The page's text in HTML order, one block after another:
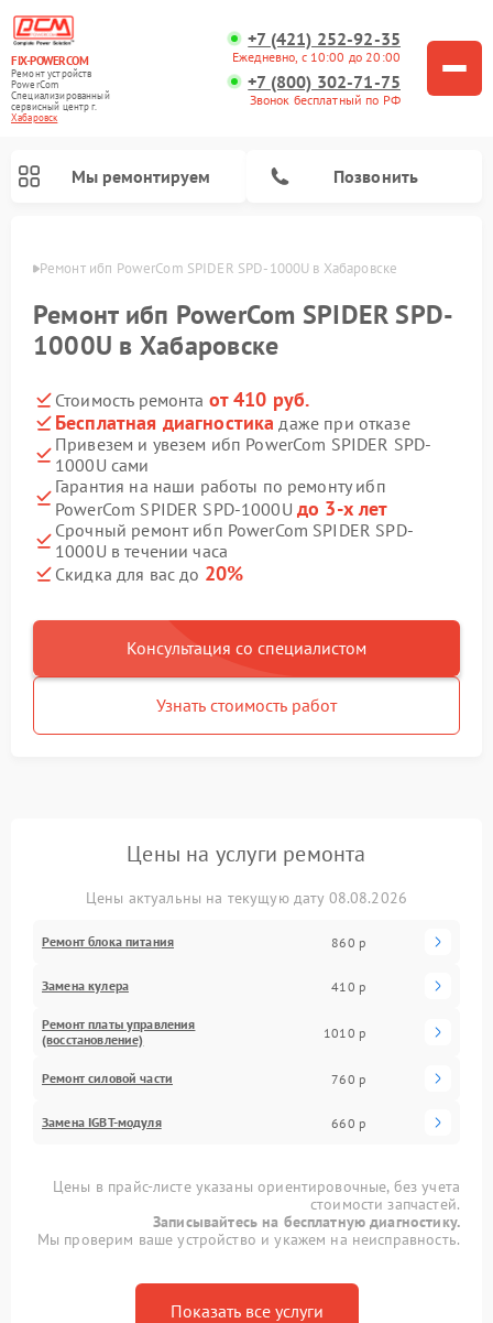
FIX-POWERCOM
Ремонт устройств
PowerCom
Специализированный
cервисный центр г.
Хабаровск
+7 (421) 252-92-35
Ежедневно, с 10:00 до 20:00
+7 (800) 302-71-75
Звонок бесплатный по РФ
Мы ремонтируем Позвонить
Ремонт ибп PowerCom SPIDER SPD-1000U в Хабаровске
Ремонт ибп PowerCom SPIDER SPD-
1000U в Хабаровске
Стоимость ремонта от 410 руб.
Бесплатная диагностика даже при отказе
Привезем и увезем ибп PowerCom SPIDER SPD-
1000U сами
Гарантия на наши работы по ремонту ибп
PowerCom SPIDER SPD-1000U до 3-х лет
Срочный ремонт ибп PowerCom SPIDER SPD-
1000U в течении часа
Скидка для вас до 20%
Консультация со специалистом
Узнать стоимость работ
Цены на услуги ремонта
Цены актуальны на текущую дату 08.08.2026
Ремонт блока питания 860 р
Замена кулера 410 р
Ремонт платы управления
(восстановление)
1010 р
Ремонт силовой части 760 р
Замена IGBT-модуля 660 р
Цены в прайс-листе указаны ориентировочные, без учета
стоимости запчастей.
Записывайтесь на бесплатную диагностику.
Мы проверим ваше устройство и укажем на неисправность.
Показать все услуги